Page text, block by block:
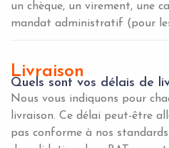
un chèque, un virement, une
mandat administratif (pour
Livraison
Quels sont vos délais de
Nous vous indiquons pour
livraison. Ce délai peut-être
pas conforme à nos